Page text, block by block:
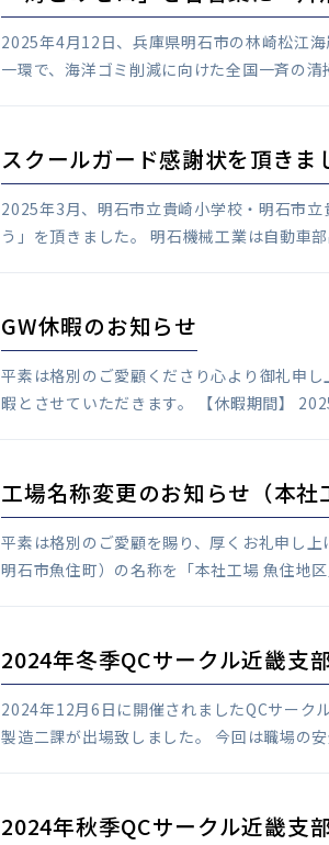
2025年4月12日、兵庫県明石市の林崎松江
一環で、海洋ゴミ削減に向けた全国一斉の
スクールガード感謝状を頂きま
2025年3月、明石市立貴崎小学校・明石市
う」を頂きました。 明石機械工業は自動車
GW休暇のお知らせ
平素は格別のご愛顧くださり心より御礼申
暇とさせていただきます。 【休暇期間】
工場名称変更のお知らせ（本社
平素は格別のご愛顧を賜り、厚くお礼申し
明石市魚住町）の名称を「本社工場 魚住地
2024年冬季QCサークル近畿支
2024年12月6日に開催されましたQCサー
製造二課が出場致しました。 今回は職場の
2024年秋季QCサークル近畿支